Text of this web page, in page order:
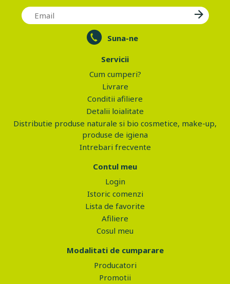
Suna-ne
Servicii
Cum cumperi?
Livrare
Conditii afiliere
Detalii loialitate
Distributie produse naturale si bio cosmetice, make-up,
produse de igiena
Intrebari frecvente
Contul meu
Login
Istoric comenzi
Lista de favorite
Afiliere
Cosul meu
Modalitati de cumparare
Producatori
Promotii